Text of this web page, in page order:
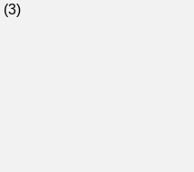
(3)